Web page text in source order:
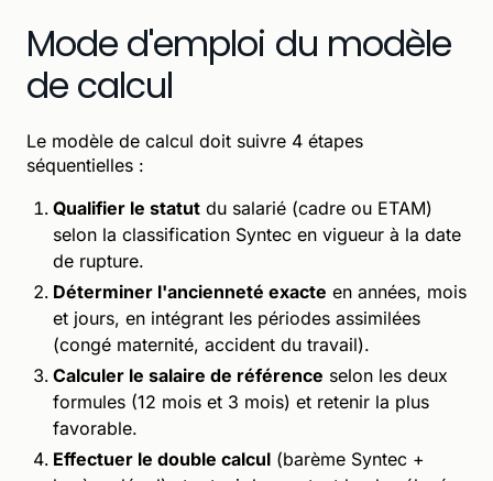
Mode d'emploi du modèle
de calcul
Le modèle de calcul doit suivre 4 étapes
séquentielles :
Qualifier le statut du salarié (cadre ou ETAM)
selon la classification Syntec en vigueur à la date
de rupture.
Déterminer l'ancienneté exacte en années, mois
et jours, en intégrant les périodes assimilées
(congé maternité, accident du travail).
Calculer le salaire de référence selon les deux
formules (12 mois et 3 mois) et retenir la plus
favorable.
Effectuer le double calcul (barème Syntec +